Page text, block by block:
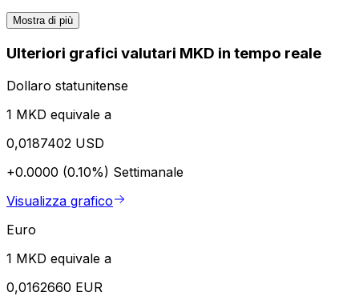
Mostra di più
Ulteriori grafici valutari MKD in tempo reale
Dollaro statunitense
1 MKD equivale a
0,0187402 USD
+0.0000 (0.10%) Settimanale
Visualizza grafico
Euro
1 MKD equivale a
0,0162660 EUR